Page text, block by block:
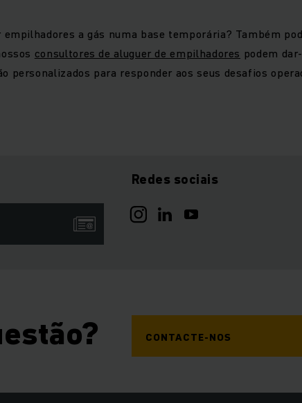
a gás numa base temporária? Também
consultores de aluguer de empilhadores podem
personalizados para responder aos seus desafios
Redes sociais
CONTACTE-NOS